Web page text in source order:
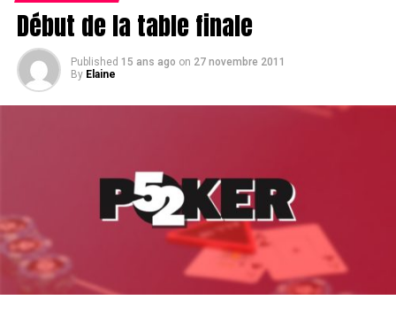
Début de la table finale
Published 15 ans ago on 27 novembre 2011
By Elaine